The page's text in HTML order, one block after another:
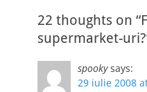
22 thoughts on
supermarket-
spooky says:
29 iulie 2008